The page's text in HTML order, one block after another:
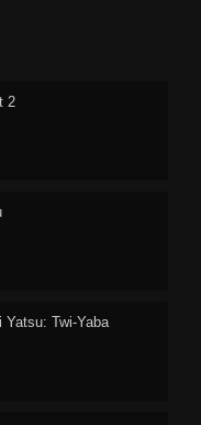
2
Yatsu: Twi-Yaba